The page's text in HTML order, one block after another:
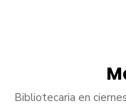
Bibliotecaria en